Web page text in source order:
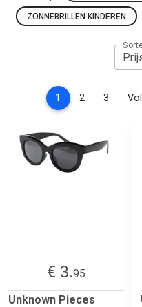
ZONNEBRILLEN KINDEREN
1 (current)
2 3
€ 3.95
Unknown Pieces